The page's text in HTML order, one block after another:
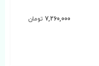
7,260,000 تومان